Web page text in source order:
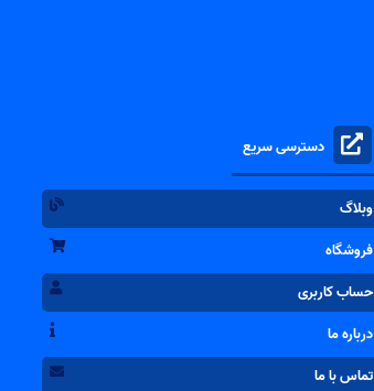
دسترسی سریع
وبلاگ
فروشگاه
حساب کاربری
درباره ما
تماس با ما